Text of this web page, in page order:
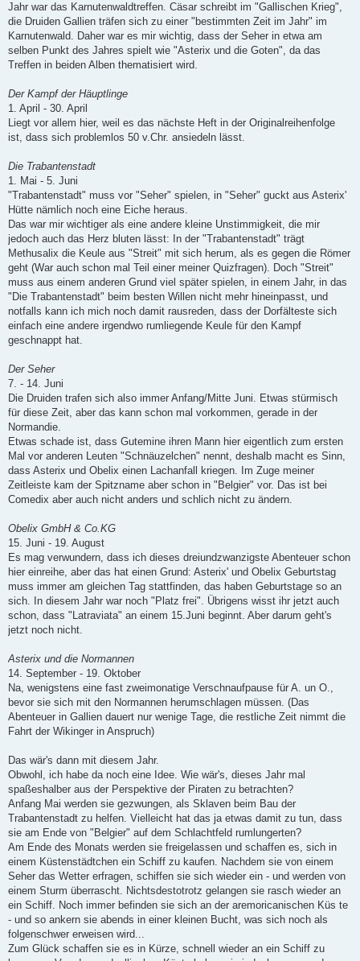
Jahr war das Karnutenwaldtreffen. Cäsar schreibt im "Gallischen Krieg",
die Druiden Gallien träfen sich zu einer "bestimmten Zeit im Jahr" im
Karnutenwald. Daher war es mir wichtig, dass der Seher in etwa am
selben Punkt des Jahres spielt wie "Asterix und die Goten", da das
Treffen in beiden Alben thematisiert wird.
Der Kampf der Häuptlinge
1. April - 30. April
Liegt vor allem hier, weil es das nächste Heft in der Originalreihenfolge
ist, dass sich problemlos 50 v.Chr. ansiedeln lässt.
Die Trabantenstadt
1. Mai - 5. Juni
"Trabantenstadt" muss vor "Seher" spielen, in "Seher" guckt aus Asterix'
Hütte nämlich noch eine Eiche heraus.
Das war mir wichtiger als eine andere kleine Unstimmigkeit, die mir
jedoch auch das Herz bluten lässt: In der "Trabantenstadt" trägt
Methusalix die Keule aus "Streit" mit sich herum, als es gegen die Römer
geht (War auch schon mal Teil einer meiner Quizfragen). Doch "Streit"
muss aus einem anderen Grund viel später spielen, in einem Jahr, in das
"Die Trabantenstadt" beim besten Willen nicht mehr hineinpasst, und
notfalls kann ich mich noch damit rausreden, dass der Dorfälteste sich
einfach eine andere irgendwo rumliegende Keule für den Kampf
geschnappt hat.
Der Seher
7. - 14. Juni
Die Druiden trafen sich also immer Anfang/Mitte Juni. Etwas stürmisch
für diese Zeit, aber das kann schon mal vorkommen, gerade in der
Normandie.
Etwas schade ist, dass Gutemine ihren Mann hier eigentlich zum ersten
Mal vor anderen Leuten "Schnäuzelchen" nennt, deshalb macht es Sinn,
dass Asterix und Obelix einen Lachanfall kriegen. Im Zuge meiner
Zeitleiste kam der Spitzname aber schon in "Belgier" vor. Das ist bei
Comedix aber auch nicht anders und schlich nicht zu ändern.
Obelix GmbH & Co.KG
15. Juni - 19. August
Es mag verwundern, dass ich dieses dreiundzwanzigste Abenteuer schon
hier einreihe, aber das hat einen Grund: Asterix' und Obelix Geburtstag
muss immer am gleichen Tag stattfinden, das haben Geburtstage so an
sich. In diesem Jahr war noch "Platz frei". Übrigens wisst ihr jetzt auch
schon, dass "Latraviata" an einem 15.Juni beginnt. Aber darum geht's
jetzt noch nicht.
Asterix und die Normannen
14. September - 19. Oktober
Na, wenigstens eine fast zweimonatige Verschnaufpause für A. un O.,
bevor sie sich mit den Normannen herumschlagen müssen. (Das
Abenteuer in Gallien dauert nur wenige Tage, die restliche Zeit nimmt die
Fahrt der Wikinger in Anspruch)
Das wär's dann mit diesem Jahr.
Obwohl, ich habe da noch eine Idee. Wie wär's, dieses Jahr mal
spaßeshalber aus der Perspektive der Piraten zu betrachten?
Anfang Mai werden sie gezwungen, als Sklaven beim Bau der
Trabantenstadt zu helfen. Vielleicht hat das ja etwas damit zu tun, dass
sie am Ende von "Belgier" auf dem Schlachtfeld rumlungerten?
Am Ende des Monats werden sie freigelassen und schaffen es, sich in
einem Küstenstädtchen ein Schiff zu kaufen. Nachdem sie von einem
Seher das Wetter erfragen, schiffen sie sich wieder ein - und werden von
einem Sturm überrascht. Nichtsdestotrotz gelangen sie rasch wieder an
ein Schiff. Noch immer befinden sie sich an der aremoricanischen Küs te
- und so ankern sie abends in einer kleinen Bucht, was sich noch als
folgenschwer erweisen wird...
Zum Glück schaffen sie es in Kürze, schnell wieder an ein Schiff zu